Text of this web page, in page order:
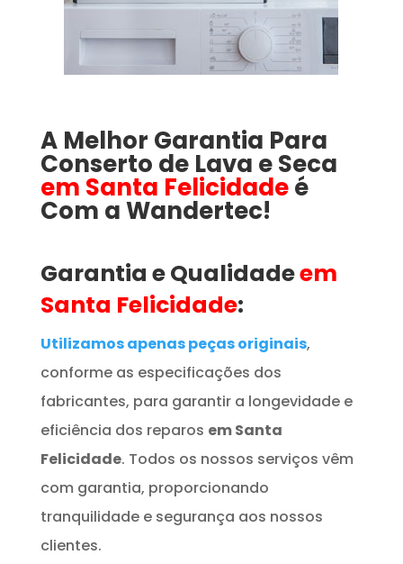
A Melhor Garantia Para
Conserto de Lava e Seca
em Santa Felicidadeé
Com a Wandertec!
Garantia e Qualidadeem
Santa Felicidade:
Utilizamos apenas peças originais,
conforme as especificações dos
fabricantes, para garantir a longevidade e
eficiência dos reparos em Santa
Felicidade. Todos os nossos serviços vêm
com garantia, proporcionando
tranquilidade e segurança aos nossos
clientes.